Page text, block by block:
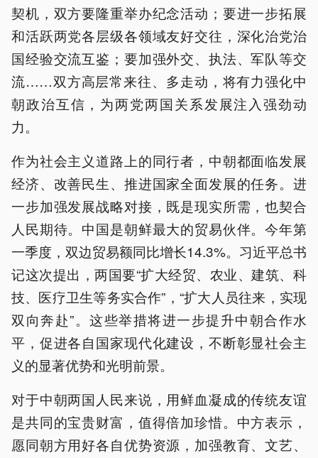
契机，双方要隆重举办纪念活动；要进一步拓展
和活跃两党各层级各领域友好交往，深化治党治
国经验交流互鉴；要加强外交、执法、军队等交
流……双方高层常来往、多走动，将有力强化中
朝政治互信，为两党两国关系发展注入强劲动
力。
作为社会主义道路上的同行者，中朝都面临发展
经济、改善民生、推进国家全面发展的任务。进
一步加强发展战略对接，既是现实所需，也契合
人民期待。中国是朝鲜最大的贸易伙伴。今年第
一季度，双边贸易额同比增长14.3%。习近平总书
记这次提出，两国要“扩大经贸、农业、建筑、科
技、医疗卫生等务实合作”，“扩大人员往来，实现
双向奔赴”。这些举措将进一步提升中朝合作水
平，促进各自国家现代化建设，不断彰显社会主
义的显著优势和光明前景。
对于中朝两国人民来说，用鲜血凝成的传统友谊
是共同的宝贵财富，值得倍加珍惜。中方表示，
愿同朝方用好各自优势资源，加强教育、文艺、